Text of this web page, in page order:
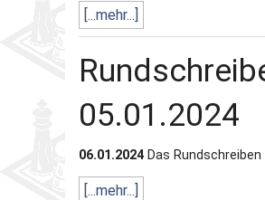
[...mehr...]
05.01.2024
06.01.2024 Das
[...mehr...]